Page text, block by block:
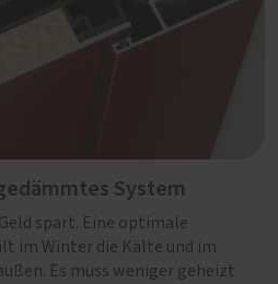
System
spart. Eine optimale
im Winter die Kälte und im
Es muss weniger geheizt